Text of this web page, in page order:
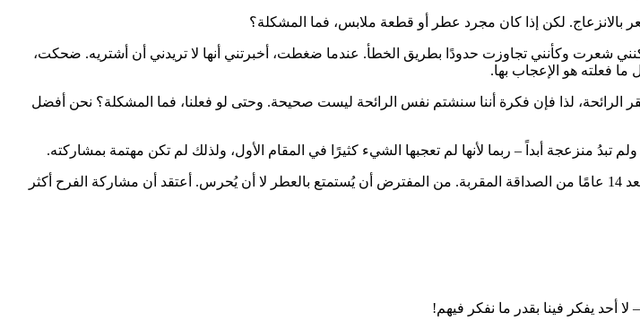
بالانزعاج. لكن إذا كان مجرد عطر أو قطعة ملابس، فما المشكلة؟
شعرت وكأنني تجاوزت حدودًا بطريق الخطأ. عندما ضغطت، أخبرتني أنها لا تريدني أن أشتريه. ضحكت،
فعلته هو الإعجاب بها.
الرائحة، لذا فإن فكرة أننا سنشتم نفس الرائحة ليست صحيحة. وحتى لو فعلنا، فما المشكلة؟ نحن أفضل
منزعجة أبداً – ربما لأنها لم تعجبها الشيء كثيرًا في المقام الأول، ولذلك لم تكن مهتمة بمشاركته.
إعجاب بنفس العطر لا يعني أنني أريد أن أكون مثلها. يعني أن لدينا أذواقًا متداخلة، وهو أمر طبيعي بعد 14 عامًا من الصداقة المقربة. من المفترض أن يُستمتع بالعطر لا أن يُحرس. أعتقد أن مشاركة الفرح أكثر
أحد يفكر فينا بقدر ما نفكر فيهم!